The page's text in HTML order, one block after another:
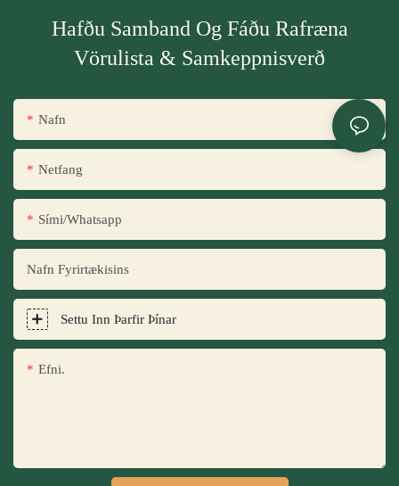
Hafðu Samband Og Fáðu Rafræna
Vörulista & Samkeppnisverð
Nafn
Netfang
Sími/whatsapp
Nafn Fyrirtækisins
Settu Inn Þarfir Þínar
Efni.